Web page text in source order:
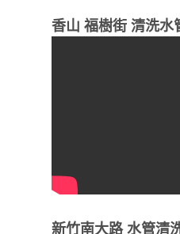
香山 福樹街 清洗水
新竹南大路 水管清